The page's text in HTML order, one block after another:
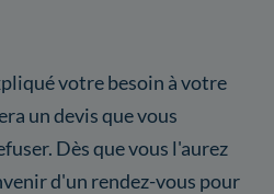
votre besoin à votre
un devis que vous
Dès que vous l'aurez
d'un rendez-vous pour